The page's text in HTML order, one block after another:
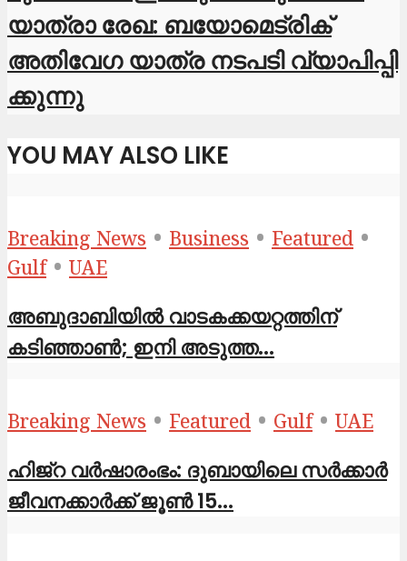
യാത്രാ രേഖ: ബയോമെട്രിക്
അതിവേഗ യാത്ര നടപടി വ്യാ​പി​പ്പി​
ക്കുന്നു
YOU MAY ALSO LIKE
Breaking News • Business • Featured •
Gulf • UAE
അബുദാബിയിൽ വാടകക്കയറ്റത്തിന്
കടിഞ്ഞാൺ; ഇനി അടുത്ത...
Breaking News • Featured • Gulf • UAE
ഹിജ്‌റ വർഷാരംഭം: ദുബായിലെ സർക്കാർ
ജീവനക്കാർക്ക് ജൂൺ 15...